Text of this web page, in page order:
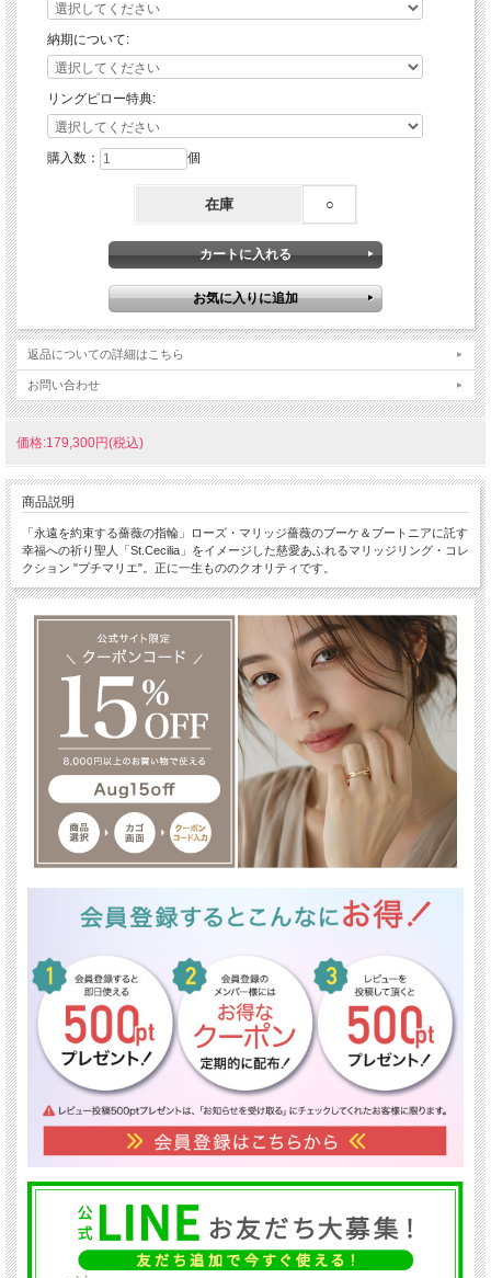
納期について:
リングピロー特典:
購入数： 個
在庫 ○
返品についての詳細はこちら
お問い合わせ
価格:179,300円(税込)
商品説明
「永遠を約束する薔薇の指輪」ローズ・マリッジ薔薇のブーケ＆ブートニアに託す
幸福への祈り聖人「St.Cecilia」をイメージした慈愛あふれるマリッジリング・コレ
クション "プチマリエ"。正に一生もののクオリティです。